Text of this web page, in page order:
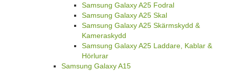
Samsung Galaxy A25 Fodral
Samsung Galaxy A25 Skal
Samsung Galaxy A25 Skärmskydd &
Kameraskydd
Samsung Galaxy A25 Laddare, Kablar &
Hörlurar
Samsung Galaxy A15